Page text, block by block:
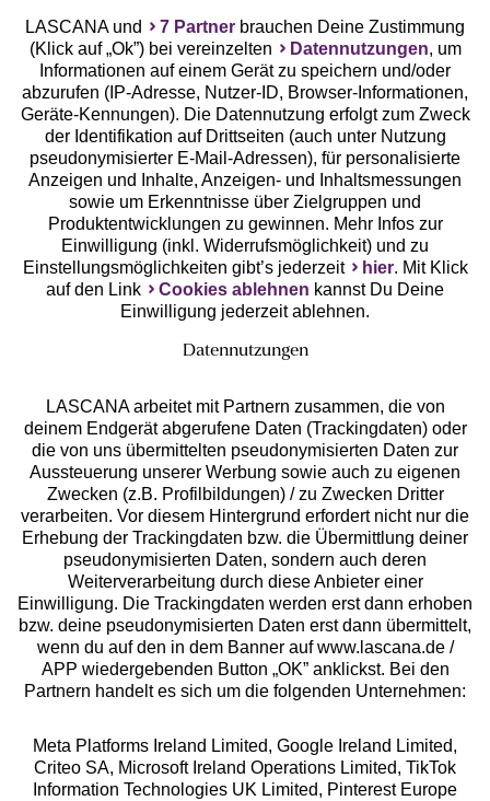
Geprüfte Sicherheit
Unsere Apps
Services
Beratung
Über uns
Rechtliches
Alle Preise inkl. MwSt., zzgl.
Versandkosten
** Bonität vorausgesetzt, berechtigt zur Bonitätsprüfung
LASCANA und 7 Partner brauchen Deine Zustimmung
(Klick auf „Ok”) bei vereinzelten
Datennutzungen, um
Informationen auf einem Gerät zu speichern und/oder
abzurufen (IP-Adresse, Nutzer-ID, Browser-Informationen,
Geräte-Kennungen). Die Datennutzung erfolgt zum Zweck
der Identifikation auf Drittseiten (auch unter Nutzung
pseudonymisierter E-Mail-Adressen), für personalisierte
Anzeigen und Inhalte, Anzeigen- und Inhaltsmessungen
sowie um Erkenntnisse über Zielgruppen und
Produktentwicklungen zu gewinnen. Mehr Infos zur
Einwilligung (inkl. Widerrufsmöglichkeit) und zu
Einstellungsmöglichkeiten gibt’s jederzeit
hier. Mit Klick
auf den Link
Cookies ablehnen kannst Du Deine
Einwilligung jederzeit ablehnen.
Datennutzungen
LASCANA arbeitet mit Partnern zusammen, die von
deinem Endgerät abgerufene Daten (Trackingdaten) oder
die von uns übermittelten pseudonymisierten Daten zur
Aussteuerung unserer Werbung sowie auch zu eigenen
Zwecken (z.B. Profilbildungen) / zu Zwecken Dritter
verarbeiten. Vor diesem Hintergrund erfordert nicht nur die
Erhebung der Trackingdaten bzw. die Übermittlung deiner
pseudonymisierten Daten, sondern auch deren
Weiterverarbeitung durch diese Anbieter einer
Einwilligung. Die Trackingdaten werden erst dann erhoben
bzw. deine pseudonymisierten Daten erst dann übermittelt,
wenn du auf den in dem Banner auf www.lascana.de /
APP wiedergebenden Button „OK” anklickst. Bei den
Partnern handelt es sich um die folgenden Unternehmen:
Meta Platforms Ireland Limited, Google Ireland Limited,
Criteo SA, Microsoft Ireland Operations Limited, TikTok
Information Technologies UK Limited, Pinterest Europe